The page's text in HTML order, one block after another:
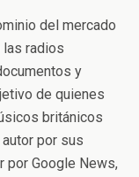
del mercado
las radios
y
de quienes
británicos
por sus
por Google News,